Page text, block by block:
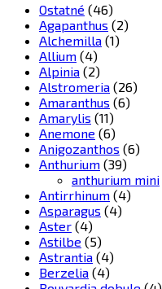
Ostatné (46)
Agapanthus (2)
Alchemilla (1)
Allium (4)
Alpinia (2)
Alstromeria (26)
Amaranthus (6)
Amarylis (11)
Anemone (6)
Anigozanthos (6)
Anthurium (39)
anthurium mini
Antirrhinum (4)
Asparagus (4)
Aster (4)
Astilbe (5)
Astrantia (4)
Berzelia (4)